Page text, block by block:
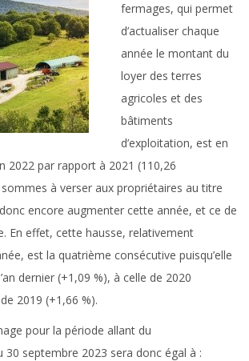
fermages, qui permet
d’actualiser chaque
année le montant du
loyer des terres
agricoles et des
bâtiments
d’exploitation, est en
2022 par rapport à 2021 (110,26
à verser aux propriétaires au titre
encore augmenter cette année, et ce de
En effet, cette hausse, relativement
est la quatrième consécutive puisqu’elle
dernier (+1,09 %), à celle de 2020
2019 (+1,66 %).
pour la période allant du
30 septembre 2023 sera donc égal à :